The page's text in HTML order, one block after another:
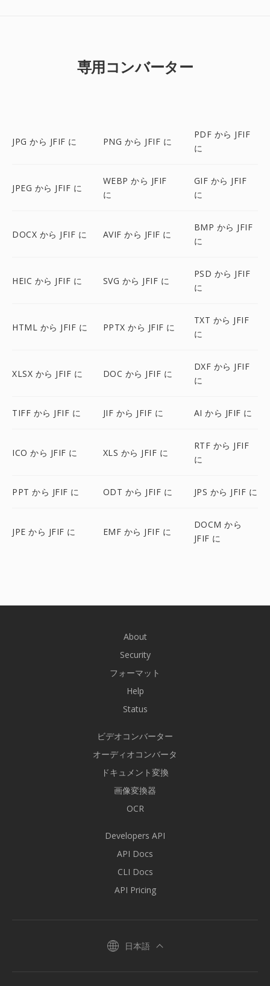
専用コンバーター
JPG から JFIF に PNG から JFIF に
PDF から JFIF
に
JPEG から JFIF に
WEBP から JFIF
に
GIF から JFIF
に
DOCX から JFIF に AVIF から JFIF に
BMP から JFIF
に
HEIC から JFIF に SVG から JFIF に
PSD から JFIF
に
HTML から JFIF に PPTX から JFIF に
TXT から JFIF
に
XLSX から JFIF に DOC から JFIF に
DXF から JFIF
に
TIFF から JFIF に JIF から JFIF に AI から JFIF に
ICO から JFIF に XLS から JFIF に
RTF から JFIF
に
PPT から JFIF に ODT から JFIF に JPS から JFIF に
JPE から JFIF に EMF から JFIF に
DOCM から
JFIF に
About
Security
フォーマット
Help
Status
ビデオコンバーター
オーディオコンバータ
ドキュメント変換
画像変換器
OCR
Developers API
API Docs
CLI Docs
API Pricing
日本語